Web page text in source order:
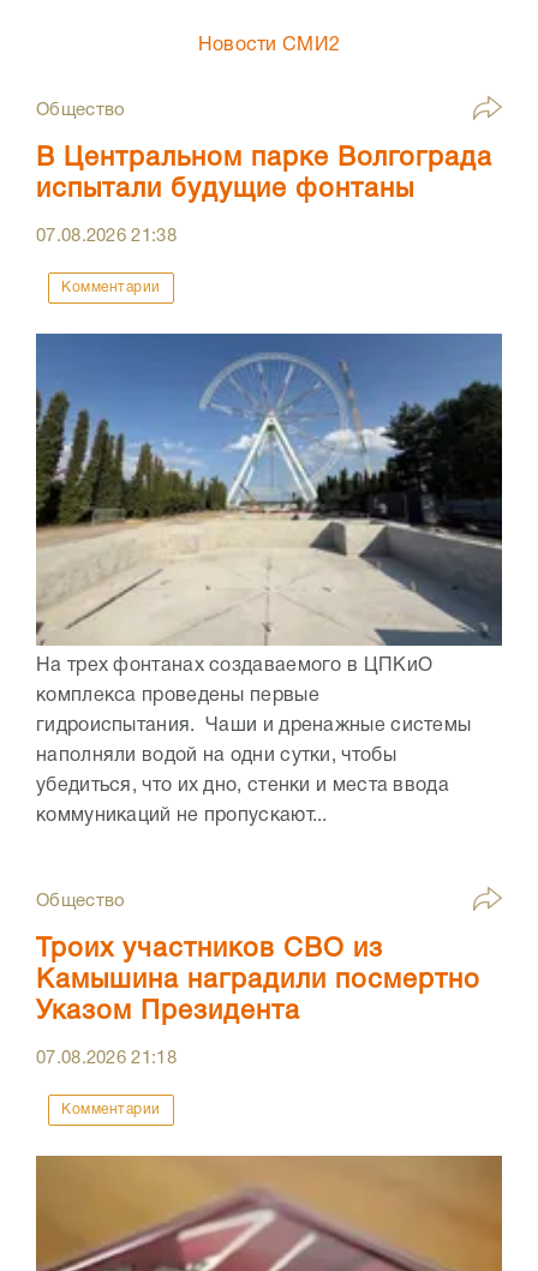
Новости СМИ2
Общество
В Центральном парке Волгограда
испытали будущие фонтаны
07.08.202621:38
Комментарии
На трех фонтанах создаваемого в ЦПКиО
комплекса проведены первые
гидроиспытания. Чаши и дренажные системы
наполняли водой на одни сутки, чтобы
убедиться, что их дно, стенки и места ввода
коммуникаций не пропускают...
Общество
Троих участников СВО из
Камышина наградили посмертно
Указом Президента
07.08.202621:18
Комментарии